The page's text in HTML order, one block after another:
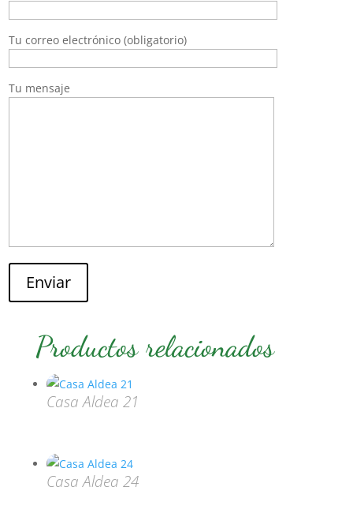
Tu correo electrónico (obligatorio)
Tu mensaje
Enviar
Productos relacionados
Casa Aldea 21
Casa Aldea 24